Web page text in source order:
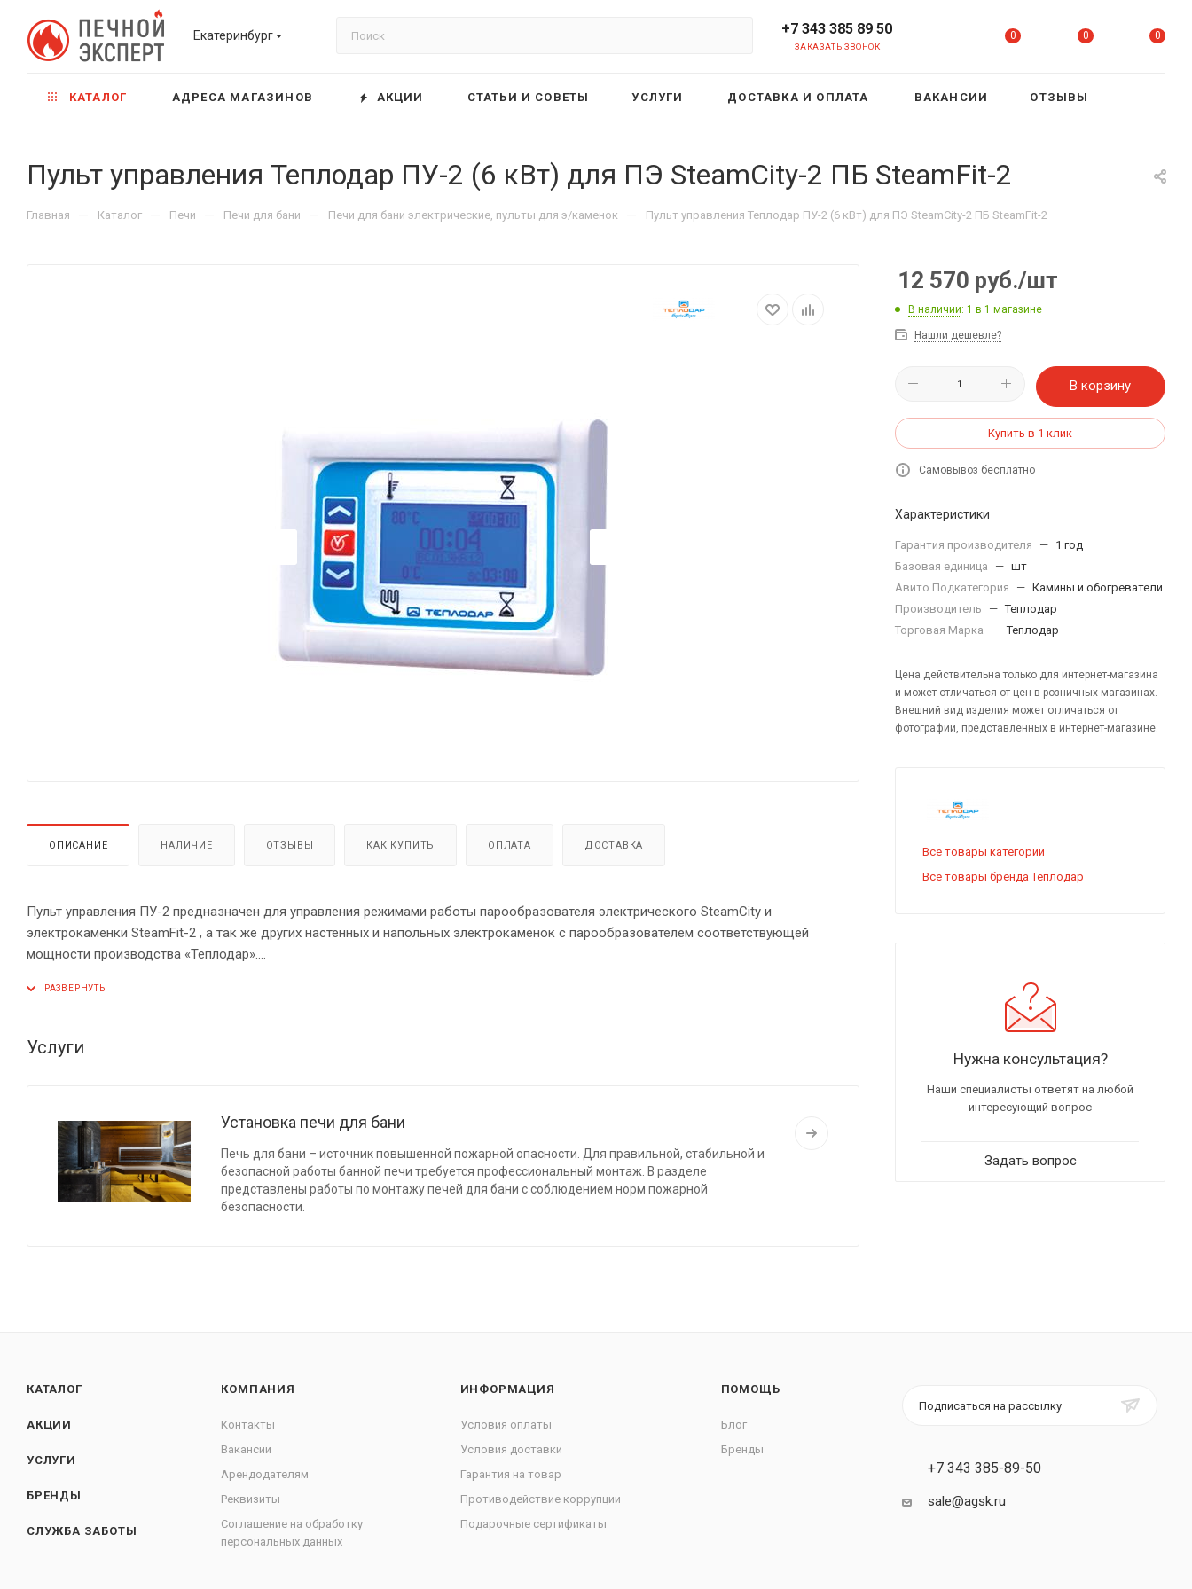
Екатеринбург +7 343 385 89 50
ЗАКАЗАТЬ ЗВОНОК
0 0 0
КАТАЛОГ АДРЕСА МАГАЗИНОВ АКЦИИ СТАТЬИ И СОВЕТЫ УСЛУГИ ДОСТАВКА И ОПЛАТА ВАКАНСИИ ОТЗЫВЫ
Пульт управления Теплодар ПУ-2 (6 кВт) для ПЭ SteamCity-2 ПБ SteamFit-2
Главная — Каталог — Печи — Печи для бани — Печи для бани электрические, пульты для э/каменок — Пульт управления Теплодар ПУ-2 (6 кВт) для ПЭ SteamCity-2 ПБ SteamFit-2
ОПИСАНИЕ НАЛИЧИЕ ОТЗЫВЫ КАК КУПИТЬ ОПЛАТА ДОСТАВКА
Пульт управления ПУ-2 предназначен для управления режимами работы парообразователя электрического SteamCity и
электрокаменки SteamFit-2 , а так же других настенных и напольных электрокаменок с парообразователем соответствующей
мощности производства «Теплодар».
Пульт контролирует время включения/отключения ТЭНов и поддержание заданной температуры в парилке.
ПУ позволяет настроить не только время, но и дату начала работы электрооборудования и продолжительность ее работы. При
поддержании заданной температуры пульт ПУ на основе данных, поступающих с температурного датчика, обеспечивает включение
Услуги
Установка печи для бани
Печь для бани – источник повышенной пожарной опасности. Для правильной, стабильной и
безопасной работы банной печи требуется профессиональный монтаж. В разделе
представлены работы по монтажу печей для бани с соблюдением норм пожарной
безопасности.
12 570 руб./шт
В наличии: 1 в 1 магазине
Нашли дешевле?
В корзину
Купить в 1 клик
Самовывоз бесплатно
Характеристики
Гарантия производителя — 1 год
Базовая единица
— шт
Авито Подкатегория
— Камины и обогреватели
Производитель
— Теплодар
Торговая Марка
— Теплодар
Цена действительна только для интернет-магазина
и может отличаться от цен в розничных магазинах.
Внешний вид изделия может отличаться от
фотографий, представленных в интернет-магазине.
Все товары категории
Все товары бренда Теплодар
Нужна консультация?
Наши специалисты ответят на любой
интересующий вопрос
Задать вопрос
КАТАЛОГ
АКЦИИ
УСЛУГИ
БРЕНДЫ
СЛУЖБА ЗАБОТЫ
КОМПАНИЯ
Контакты
Вакансии
Арендодателям
Реквизиты
Соглашение на обработку
персональных данных
ИНФОРМАЦИЯ
Условия оплаты
Условия доставки
Гарантия на товар
Противодействие коррупции
Подарочные сертификаты
ПОМОЩЬ
Блог
Бренды
Подписаться на рассылку
+7 343 385-89-50
sale@agsk.ru